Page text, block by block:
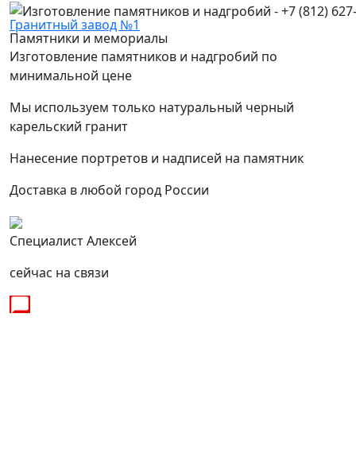
Гранитный завод №1
Памятники и мемориалы
Изготовление памятников и надгробий по
минимальной цене
Мы используем только натуральный черный
карельский гранит
Нанесение портретов и надписей на памятник
Доставка в любой город России
Специалист Алексей
сейчас на связи